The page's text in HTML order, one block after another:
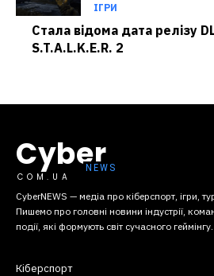
ІГРИ
Стала відома дата релізу
S.T.A.L.K.E.R. 2
Cyber
COM.UA
CyberNEWS — медіа про кіберспорт, ігри,
Пишемо про головні новини індустрії,
події, які формують світ сучасного геймінгу.
Кіберспорт